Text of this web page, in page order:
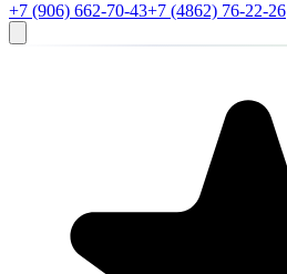
+7 (906) 662-70-43+7 (4862) 76-22-26